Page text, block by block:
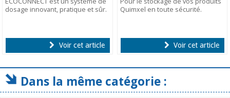
dosage innovant, pratique et sûr.
Voir cet article
Quimxel en toute sécurité.
Voir cet article
Dans la même catégorie :